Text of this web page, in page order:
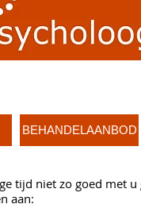
BEHANDELAANBOD
tijd niet zo goed met
aan: